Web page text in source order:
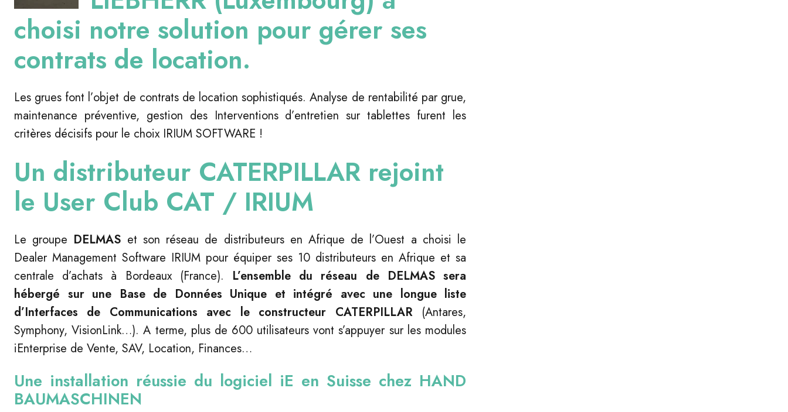
choisi notre solution pour gérer ses
contrats de location.
Les grues font l’objet de contrats de location sophistiqués. Analyse de rentabilité par grue,
maintenance préventive, gestion des Interventions d’entretien sur tablettes furent les
critères décisifs pour le choix IRIUM SOFTWARE !
Un distributeur CATERPILLAR rejoint
le User Club CAT / IRIUM
Le groupe DELMAS et son réseau de distributeurs en Afrique de l’Ouest a choisi le
Dealer Management Software IRIUM pour équiper ses 10 distributeurs en Afrique et sa
centrale d’achats à Bordeaux (France). L’ensemble du réseau de DELMAS sera
hébergé sur une Base de Données Unique et intégré avec une longue liste
d’Interfaces de Communications avec le constructeur CATERPILLAR(Antares,
Symphony, VisionLink…). A terme, plus de 600 utilisateurs vont s’appuyer sur les modules
iEnterprise de Vente, SAV, Location, Finances…
Une installation réussie du logiciel iE en Suisse chez HAND
BAUMASCHINEN